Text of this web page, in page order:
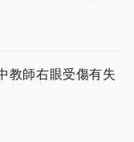
教師右眼受傷有失